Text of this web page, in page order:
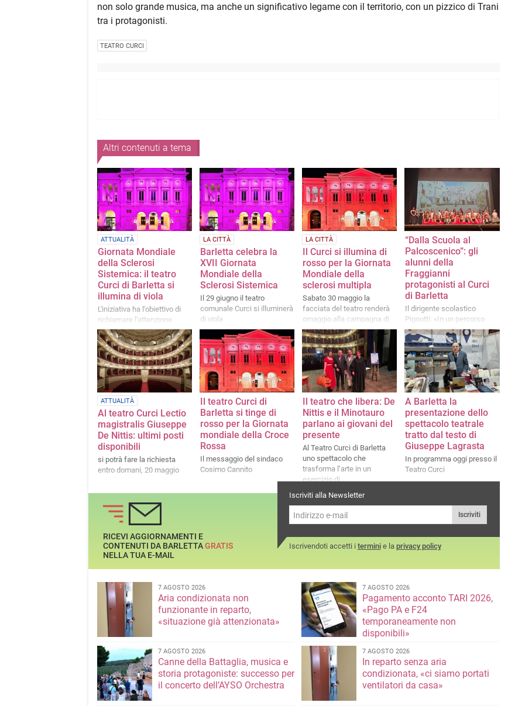
non solo grande musica, ma anche un significativo legame con il territorio, con un pizzico di Trani
tra i protagonisti.
TEATRO CURCI
Altri contenuti a tema
ATTUALITÀ
Giornata Mondiale
della Sclerosi
Sistemica: il teatro
Curci di Barletta si
illumina di viola
L'iniziativa ha l'obiettivo di
richiamare l'attenzione
dell'opinione pubblica su
questa malattia rara
LA CITTÀ
Barletta celebra la
XVII Giornata
Mondiale della
Sclerosi Sistemica
Il 29 giugno il teatro
comunale Curci si illuminerà
di viola
LA CITTÀ
Il Curci si illumina di
rosso per la Giornata
Mondiale della
sclerosi multipla
Sabato 30 maggio la
facciata del teatro renderà
omaggio alla campagna di
sensibilizzazione promossa
da AISM e FISM
“Dalla Scuola al
Palcoscenico”: gli
alunni della
Fraggianni
protagonisti al Curci
di Barletta
Il dirigente scolastico
Pignotti: «In un percorso
ricco di emozioni, grazie alla
danza, alla musica e alla
recitazione, le nostre alunne
e i nostri alunni si sono
‘raccontati’»
ATTUALITÀ
Al teatro Curci Lectio
magistralis Giuseppe
De Nittis: ultimi posti
disponibili
si potrà fare la richiesta
entro domani, 20 maggio
Il teatro Curci di
Barletta si tinge di
rosso per la Giornata
mondiale della Croce
Rossa
Il messaggio del sindaco
Cosimo Cannito
Il teatro che libera: De
Nittis e il Minotauro
parlano ai giovani del
presente
Al Teatro Curci di Barletta
uno spettacolo che
trasforma l’arte in un
esercizio di
consapevolezza,
educazione emotiva e
responsabilità critica
A Barletta la
presentazione dello
spettacolo teatrale
tratto dal testo di
Giuseppe Lagrasta
In programma oggi presso il
Teatro Curci
Iscriviti alla Newsletter
Iscriviti
Iscrivendoti accetti i terminie la privacy policy
RICEVI AGGIORNAMENTI E
CONTENUTI DA BARLETTAGRATIS
NELLA TUA E-MAIL
7 AGOSTO 2026
Aria condizionata non
funzionante in reparto,
«situazione già attenzionata»
7 AGOSTO 2026
Pagamento acconto TARI 2026,
«Pago PA e F24
temporaneamente non
disponibili»
7 AGOSTO 2026
Canne della Battaglia, musica e
storia protagoniste: successo per
il concerto dell’AYSO Orchestra
7 AGOSTO 2026
In reparto senza aria
condizionata, «ci siamo portati
ventilatori da casa»